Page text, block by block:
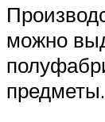
можно
предметы.